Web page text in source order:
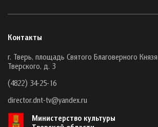
Контакты
г. Тверь, площадь Святого Благоверного
Тверского, д. 3
(4822) 34-25-16
director.dnt-tv@yandex.ru
Министерство культуры